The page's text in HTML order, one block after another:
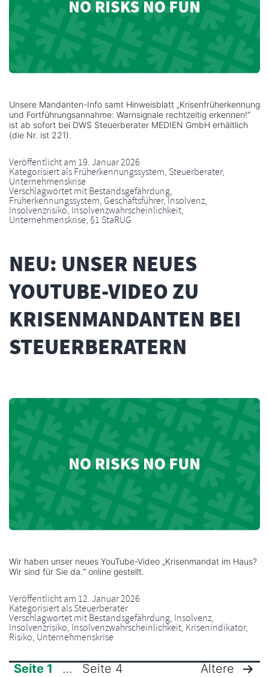
Unsere Mandanten-Info samt Hinweisblatt „Krisenfrüherkennung
und Fortführungsannahme: Warnsignale rechtzeitig erkennen!“
ist ab sofort bei DWS Steuerberater MEDIEN GmbH erhältlich
(die Nr. ist 221).
Veröffentlicht am 19. Januar 2026
Kategorisiert alsFrüherkennungssystem, Steuerberater,
Unternehmenskrise
Verschlagwortet mitBestandsgefährdung,
Früherkennungssystem, Geschäftsführer,Insolvenz,
Insolvenzrisiko, Insolvenzwahrscheinlichkeit,
Unternehmenskrise,§1 StaRUG
NEU: UNSER NEUES
YOUTUBE-VIDEO ZU
KRISENMANDANTEN BEI
STEUERBERATERN
Wir haben unser neues YouTube-Video „Krisenmandat im Haus?
Wir sind für Sie da.“ online gestellt.
Veröffentlicht am 12. Januar 2026
Kategorisiert alsSteuerberater
Verschlagwortet mitBestandsgefährdung, Insolvenz,
Insolvenzrisiko, Insolvenzwahrscheinlichkeit, Krisenindikator,
Risiko, Unternehmenskrise
Seite 1 … Seite 4 Ältere